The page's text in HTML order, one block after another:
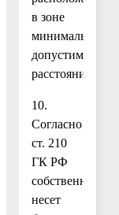
в зоне
минимально
допустимых
расстояний;
10.
Согласно
ст. 210
ГК РФ
собственник
несет